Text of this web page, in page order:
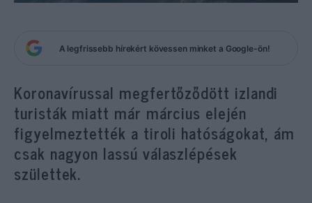
A legfrissebb hírekért kövessen minket a Google-ön!
Koronavírussal megfertőződött izlandi
turisták miatt már március elején
figyelmeztették a tiroli hatóságokat, ám
csak nagyon lassú válaszlépések
születtek.